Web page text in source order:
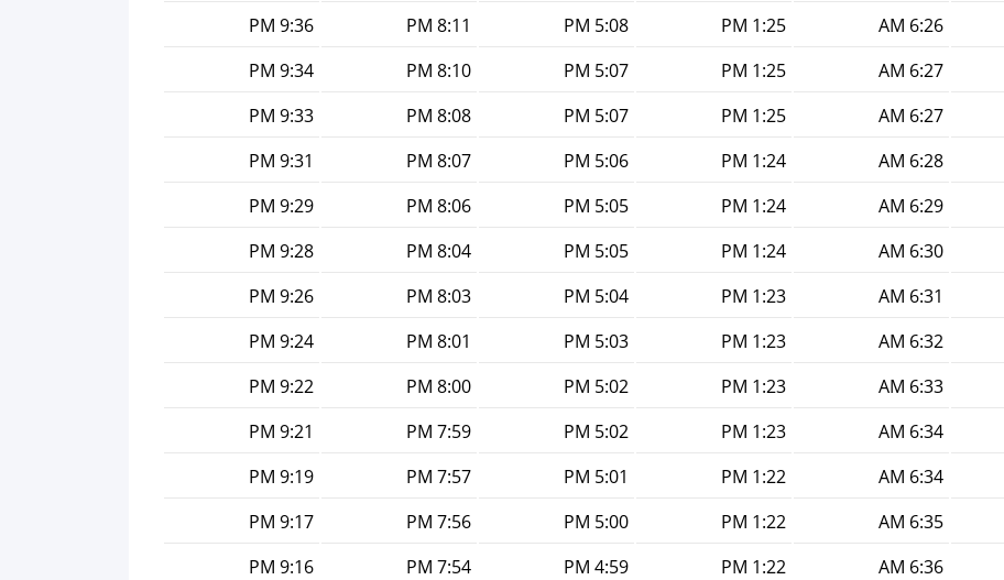
6:26 AM
1:25 PM
5:08 PM
8:11 PM
9:36 PM
6:27 AM
1:25 PM
5:07 PM
8:10 PM
9:34 PM
6:27 AM
1:25 PM
5:07 PM
8:08 PM
9:33 PM
6:28 AM
1:24 PM
5:06 PM
8:07 PM
9:31 PM
6:29 AM
1:24 PM
5:05 PM
8:06 PM
9:29 PM
6:30 AM
1:24 PM
5:05 PM
8:04 PM
9:28 PM
6:31 AM
1:23 PM
5:04 PM
8:03 PM
9:26 PM
6:32 AM
1:23 PM
5:03 PM
8:01 PM
9:24 PM
6:33 AM
1:23 PM
5:02 PM
8:00 PM
9:22 PM
6:34 AM
1:23 PM
5:02 PM
7:59 PM
9:21 PM
6:34 AM
1:22 PM
5:01 PM
7:57 PM
9:19 PM
6:35 AM
1:22 PM
5:00 PM
7:56 PM
9:17 PM
6:36 AM
1:22 PM
4:59 PM
7:54 PM
9:16 PM